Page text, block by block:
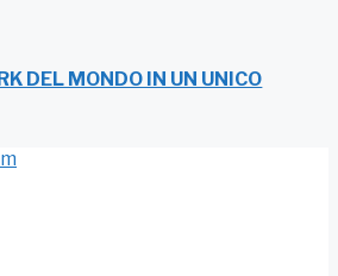
DEL MONDO IN UN UNICO